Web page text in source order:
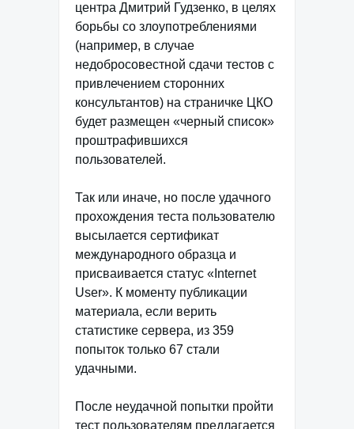
центра Дмитрий Гудзенко, в целях
борьбы со злоупотреблениями
(например, в случае
недобросовестной сдачи тестов с
привлечением сторонних
консультантов) на страничке ЦКО
будет размещен «черный список»
проштрафившихся
пользователей.
Так или иначе, но после удачного
прохождения теста пользователю
высылается сертификат
международного образца и
присваивается статус «Internet
User». К моменту публикации
материала, если верить
статистике сервера, из 359
попыток только 67 стали
удачными.
После неудачной попытки пройти
тест пользователям предлагается